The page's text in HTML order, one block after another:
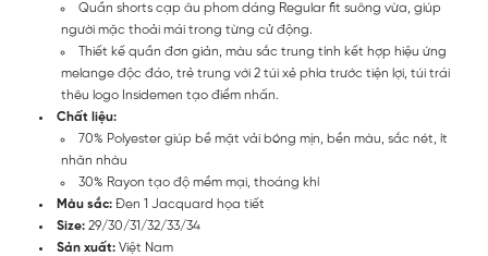
Quần shorts cạp âu phom dáng Regular fit suông vừa, giúp
người mặc thoải mái trong từng cử động.
Thiết kế quần đơn giản, màu sắc trung tính kết hợp hiệu ứng
melange độc đáo, trẻ trung với 2 túi xẻ phía trước tiện lợi, túi trái
thêu logo Insidemen tạo điểm nhấn.
Chất liệu:
70% Polyester giúp bề mặt vải bóng mịn, bền màu, sắc nét, ít
nhăn nhàu
30% Rayon tạo độ mềm mại, thoáng khí
Màu sắc: Đen 1 Jacquard họa tiết
Size: 29/30/31/32/33/34
Sản xuất: Việt Nam